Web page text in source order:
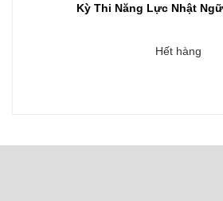
Kỳ Thi Năng Lực Nhật
Hết hàng